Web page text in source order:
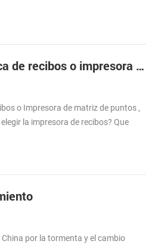
La impresora térmica de recibos o impresora de matriz de puntos
o Impresora de matriz de puntos ,
la impresora de recibos? Que
por la tormenta y el cambio